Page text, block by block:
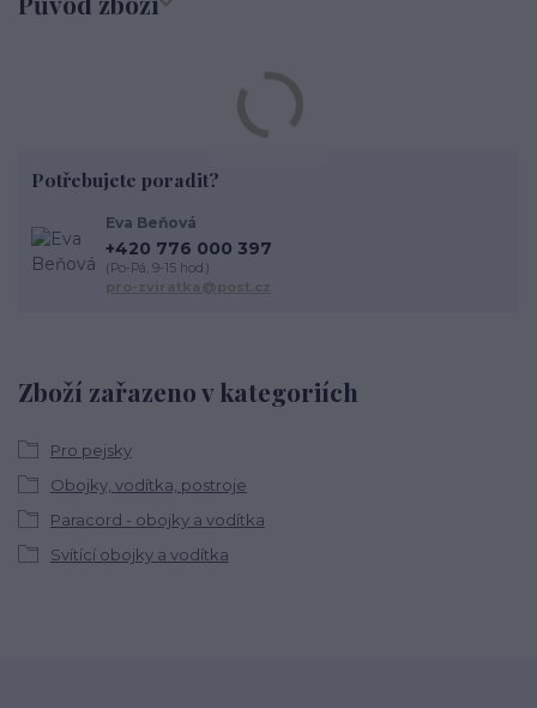
Zboží zařazeno v kategoriích
Pro pejsky
Obojky, vodítka, postroje
Paracord - obojky a vodítka
Svítící obojky a vodítka
Potřebujete poradit?
Eva Beňová
+420 776 000 397
(Po-Pá, 9-15 hod.)
pro-zviratka@post.cz